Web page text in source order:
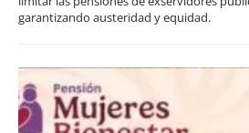
garantizando austeridad y equidad.